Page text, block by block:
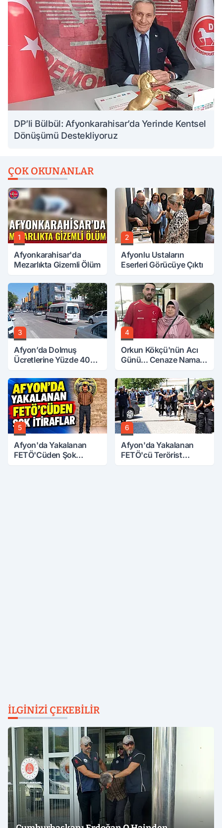
DP’li Bülbül: Afyonkarahisar’da Yerinde Kentsel
Dönüşümü Destekliyoruz
ÇOK OKUNANLAR
1
Afyonkarahisar'da
Mezarlıkta Gizemli Ölüm
2
Afyonlu Ustaların
Eserleri Görücüye Çıktı
3
Afyon’da Dolmuş
Ücretlerine Yüzde 40
4
Orkun Kökçü'nün Acı
Günü... Cenaze Namazı
5
Afyon'da Yakalanan
FETÖ'Cüden Şok
6
Afyon'da Yakalanan
FETÖ'cü Terörist
İLGINIZI ÇEKEBILIR